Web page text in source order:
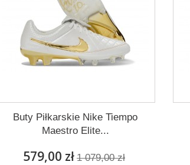
Buty Piłkarskie Nike Tiempo
Maestro Elite...
579,00 zł 1 079,00 zł